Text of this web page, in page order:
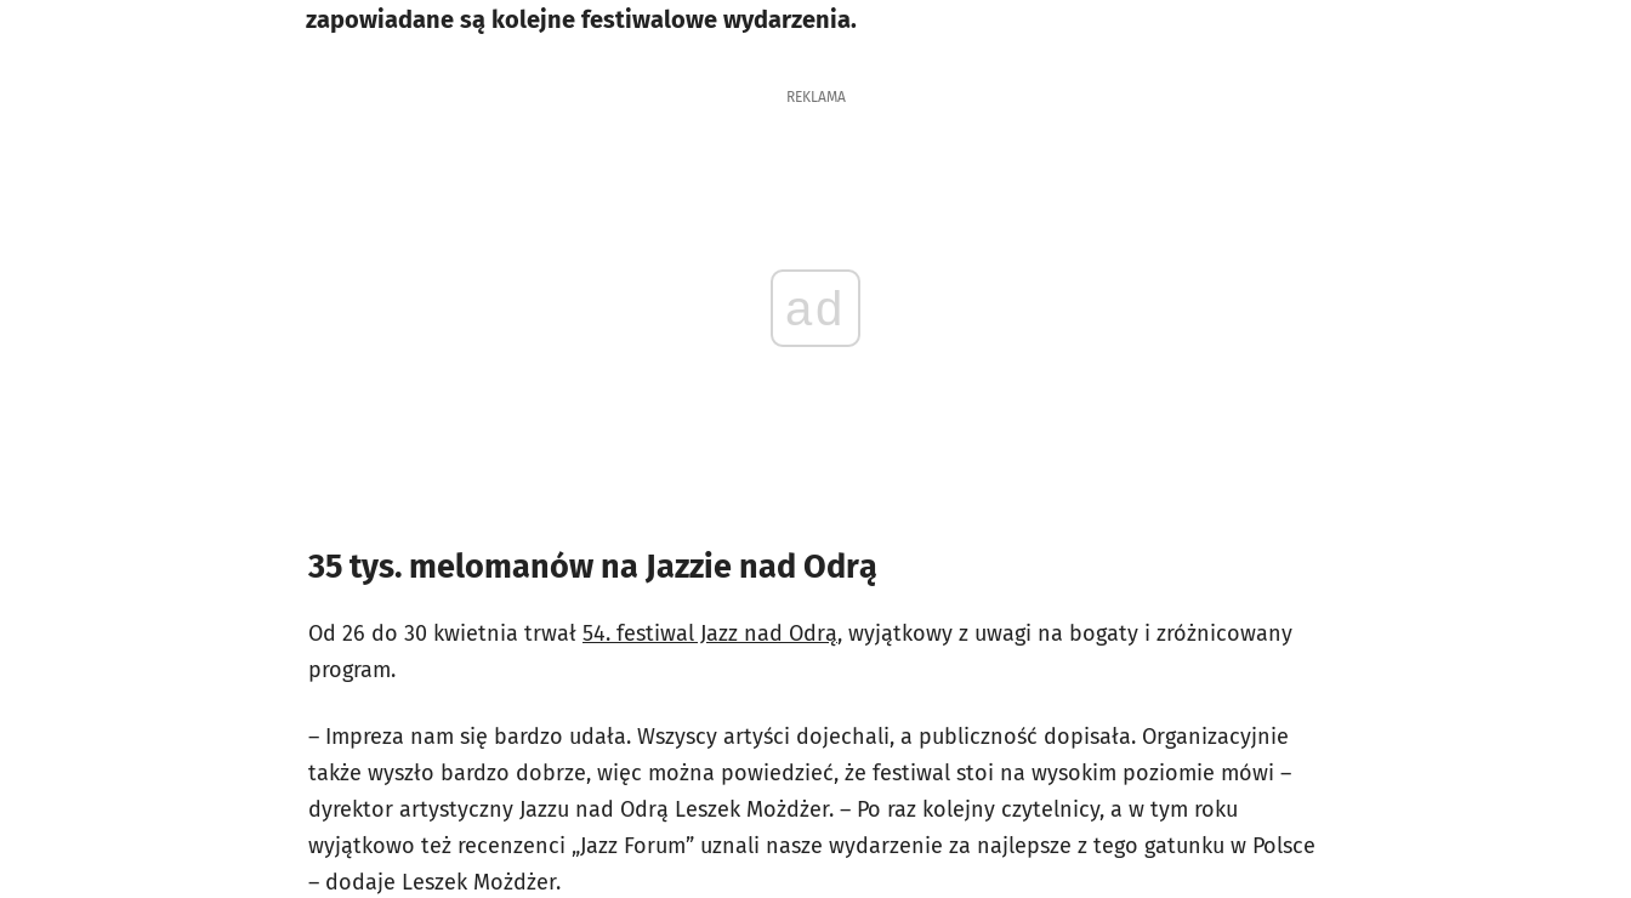
zapowiadane są kolejne festiwalowe wydarzenia.
REKLAMA
ad
35 tys. melomanów na Jazzie nad Odrą
Od 26 do 30 kwietnia trwał 54. festiwal Jazz nad Odrą, wyjątkowy z uwagi na bogaty i zróżnicowany
program.
– Impreza nam się bardzo udała. Wszyscy artyści dojechali, a publiczność dopisała. Organizacyjnie
także wyszło bardzo dobrze, więc można powiedzieć, że festiwal stoi na wysokim poziomie mówi –
dyrektor artystyczny Jazzu nad Odrą Leszek Możdżer. – Po raz kolejny czytelnicy, a w tym roku
wyjątkowo też recenzenci „Jazz Forum” uznali nasze wydarzenie za najlepsze z tego gatunku w Polsce
– dodaje Leszek Możdżer.